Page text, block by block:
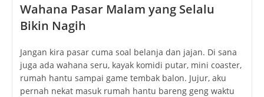
Wahana Pasar Malam yang Selalu
Bikin Nagih
Jangan kira pasar cuma soal belanja dan jajan. Di sana
juga ada wahana seru, kayak komidi putar, mini coaster,
rumah hantu sampai game tembak balon. Jujur, aku
pernah nekat masuk rumah hantu bareng geng waktu